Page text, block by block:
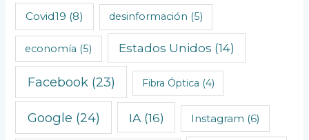
ó
s
Covid19 (8) desinformación (5)
economía (5) Estados Unidos (14)
Facebook(23) Fibra Óptica (4)
Google (24) IA(16) Instagram (6)